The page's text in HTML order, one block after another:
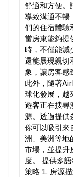
舒適和方便。
導致溝通不暢
們的住宿體驗
當房東能夠提
時，不僅能減
還能展現親切
象，讓房客感
此外，隨著
球化發展，越
遊客正在搜尋
源。透過提供
你可以吸引來
洲、美洲等地
市場，並提升
度。 提供多
策略 1. 房源